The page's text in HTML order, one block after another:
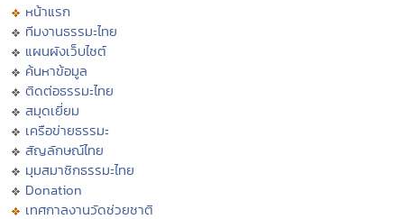
หน้าแรก
ทีมงานธรรมะไทย
แผนผังเว็บไซต์
ค้นหาข้อมูล
ติดต่อธรรมะไทย
สมุดเยี่ยม
เครือข่ายธรรมะ
สัญลักษณ์ไทย
มุมสมาชิกธรรมะไทย
Donation
เทศกาลงานวัดช่วยชาติ